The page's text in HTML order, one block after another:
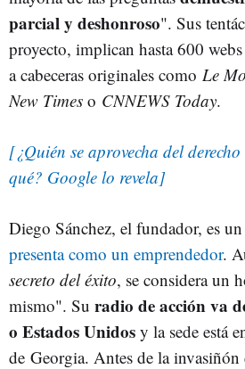
parcial y deshonroso". Sus
proyecto, implican hasta 600
a cabeceras originales como Le
New Times o CNNEWS Today.
[¿Quién se aprovecha del
qué? Google lo revela]
Diego Sánchez, el fundador, es
presenta como un emprendedor.
secreto del éxito, se considera un
mismo". Su radio de acción va
o Estados Unidos y la sede está
de Georgia. Antes de la invasiñón